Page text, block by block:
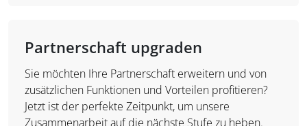
Partnerschaft upgraden
Sie möchten Ihre Partnerschaft erweitern und von
zusätzlichen Funktionen und Vorteilen profitieren?
Jetzt ist der perfekte Zeitpunkt, um unsere
Zusammenarbeit auf die nächste Stufe zu heben.